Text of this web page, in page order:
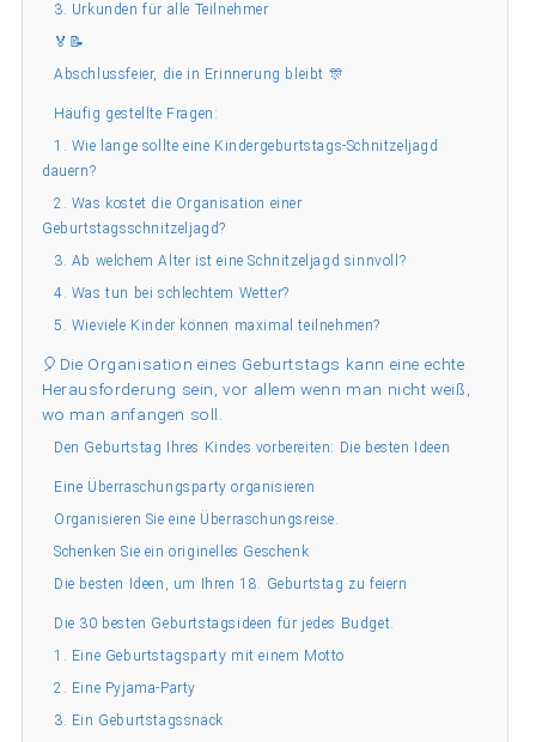
3. Urkunden für alle Teilnehmer
🏅📝
Abschlussfeier, die in Erinnerung bleibt 🎊
Häufig gestellte Fragen:
1. Wie lange sollte eine Kindergeburtstags-Schnitzeljagd
dauern?
2. Was kostet die Organisation einer
Geburtstagsschnitzeljagd?
3. Ab welchem Alter ist eine Schnitzeljagd sinnvoll?
4. Was tun bei schlechtem Wetter?
5. Wieviele Kinder können maximal teilnehmen?
🎈Die Organisation eines Geburtstags kann eine echte
Herausforderung sein, vor allem wenn man nicht weiß,
wo man anfangen soll.
Den Geburtstag Ihres Kindes vorbereiten: Die besten Ideen
Eine Überraschungsparty organisieren
Organisieren Sie eine Überraschungsreise.
Schenken Sie ein originelles Geschenk
Die besten Ideen, um Ihren 18. Geburtstag zu feiern
Die 30 besten Geburtstagsideen für jedes Budget.
1. Eine Geburtstagsparty mit einem Motto
2. Eine Pyjama-Party
3. Ein Geburtstagssnack